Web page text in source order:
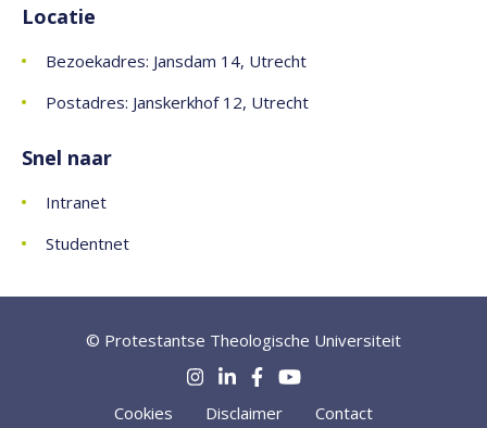
Locatie
Bezoekadres: Jansdam 14, Utrecht
Postadres: Janskerkhof 12, Utrecht
Snel naar
Intranet
Studentnet
© Protestantse Theologische Universiteit
Cookies Disclaimer Contact